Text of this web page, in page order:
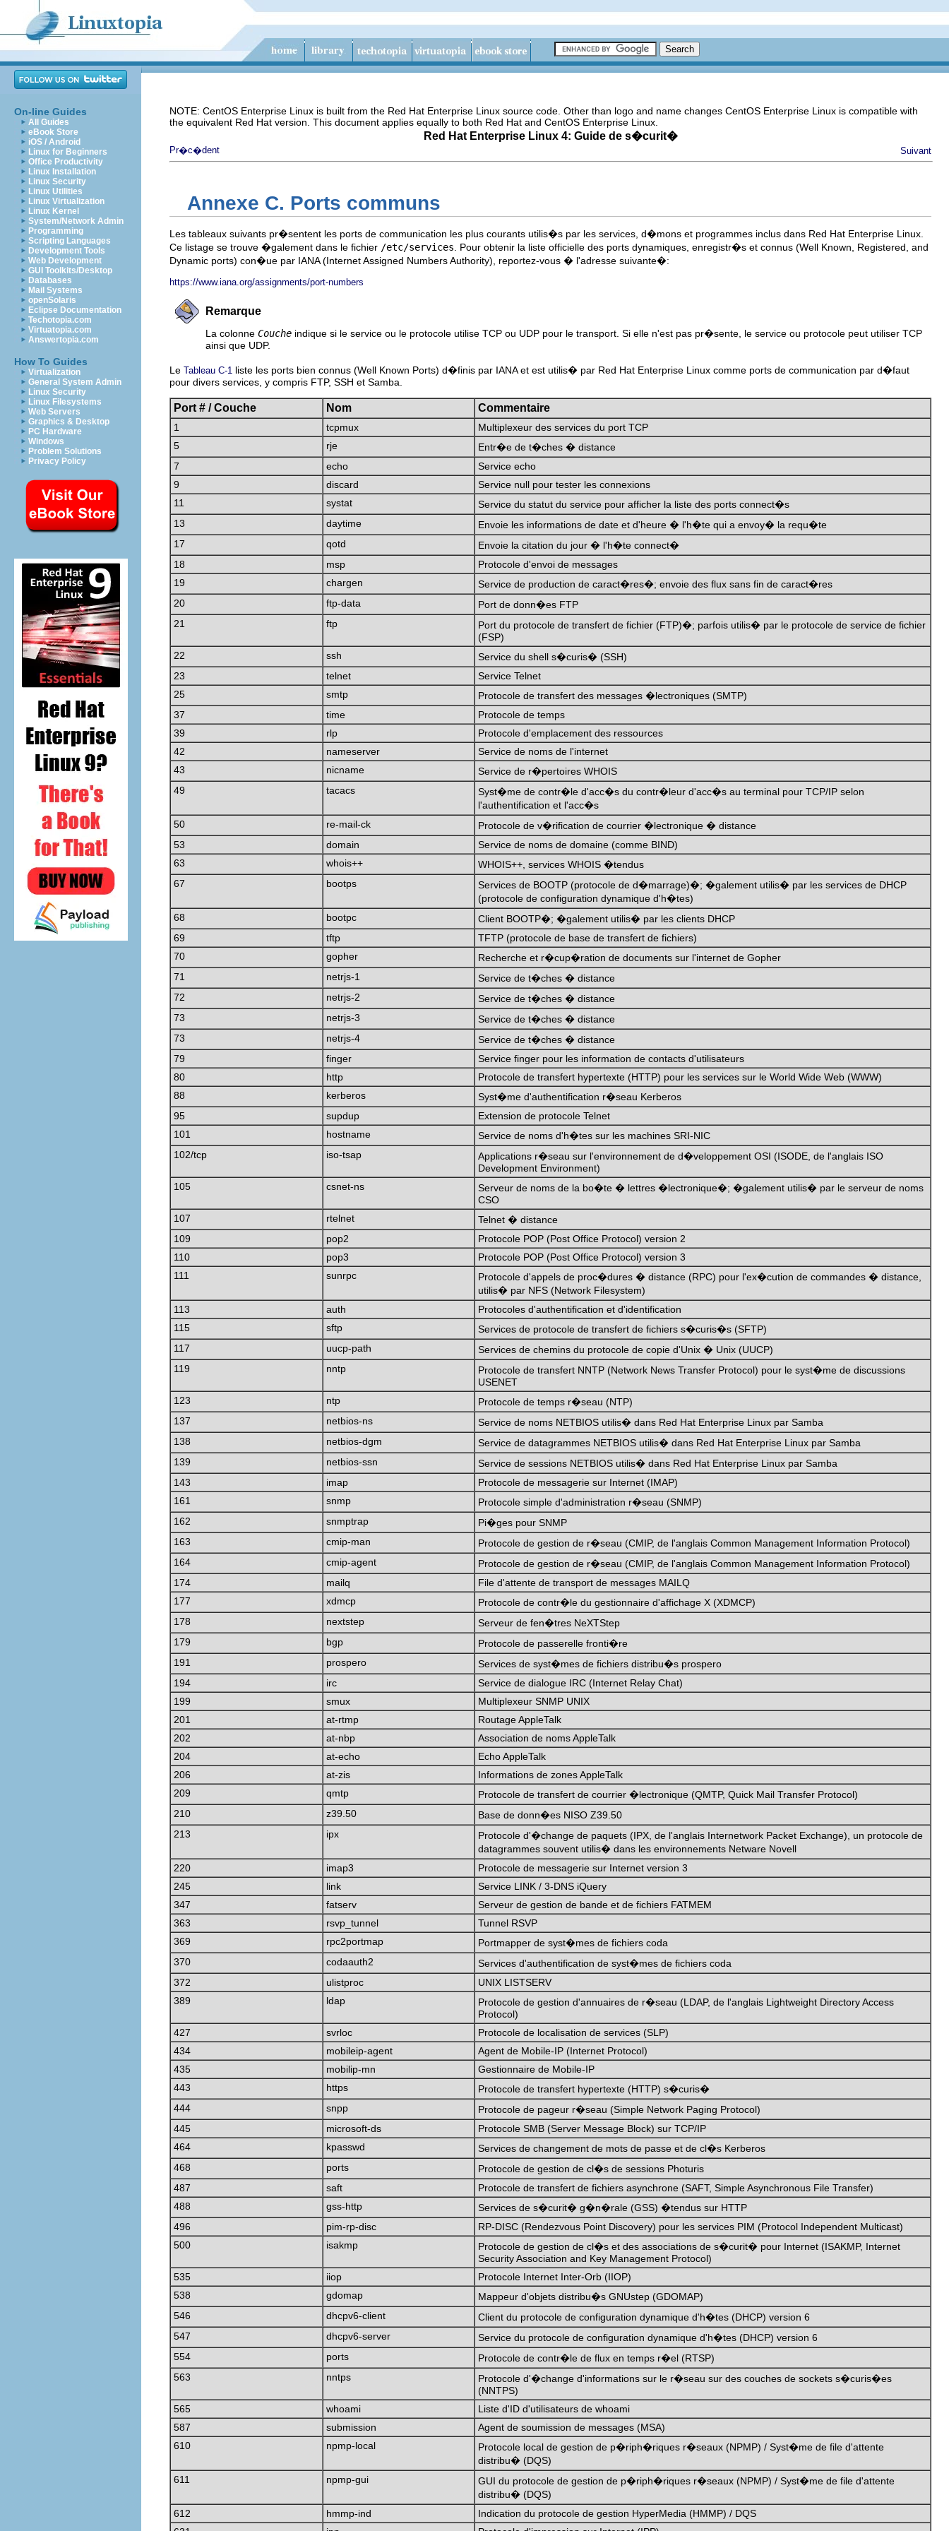
On-line Guides
All Guides
eBook Store
iOS / Android
Linux for Beginners
Office Productivity
Linux Installation
Linux Security
Linux Utilities
Linux Virtualization
Linux Kernel
System/Network Admin
Programming
Scripting Languages
Development Tools
Web Development
GUI Toolkits/Desktop
Databases
Mail Systems
openSolaris
Eclipse Documentation
Techotopia.com
Virtuatopia.com
Answertopia.com
How To Guides
Virtualization
General System Admin
Linux Security
Linux Filesystems
Web Servers
Graphics & Desktop
PC Hardware
Windows
Problem Solutions
Privacy Policy
NOTE: CentOS Enterprise Linux is built from the Red Hat Enterprise Linux source code. Other than logo and name changes CentOS Enterprise Linux is compatible with
the equivalent Red Hat version. This document applies equally to both Red Hat and CentOS Enterprise Linux.
Red Hat Enterprise Linux 4: Guide de s�curit�
Pr�c�dent Suivant
Annexe C. Ports communs
Les tableaux suivants pr�sentent les ports de communication les plus courants utilis�s par les services, d�mons et programmes inclus dans Red Hat Enterprise Linux.
Ce listage se trouve �galement dans le fichier /etc/services . Pour obtenir la liste officielle des ports dynamiques, enregistr�s et connus (Well Known, Registered, and
Dynamic ports) con�ue par IANA (Internet Assigned Numbers Authority), reportez-vous � l'adresse suivante�:
https://www.iana.org/assignments/port-numbers
Remarque
La colonne Couche indique si le service ou le protocole utilise TCP ou UDP pour le transport. Si elle n'est pas pr�sente, le service ou protocole peut utiliser TCP
ainsi que UDP.
Le Tableau C-1 liste les ports bien connus (Well Known Ports) d�finis par IANA et est utilis� par Red Hat Enterprise Linux comme ports de communication par d�faut
pour divers services, y compris FTP, SSH et Samba.
Port # / Couche Nom Commentaire
1 tcpmux
Multiplexeur des services du port TCP
5
rje
Entr�e de t�ches � distance
7
echo
Service echo
9
discard
Service null pour tester les connexions
11
systat
Service du statut du service pour afficher la liste des ports connect�s
13
daytime
Envoie les informations de date et d'heure � l'h�te qui a envoy� la requ�te
17
qotd
Envoie la citation du jour � l'h�te connect�
18
msp
Protocole d'envoi de messages
19
chargen
Service de production de caract�res�; envoie des flux sans fin de caract�res
20
ftp-data
Port de donn�es FTP
21
ftp
Port du protocole de transfert de fichier (FTP)�; parfois utilis� par le protocole de service de fichier
(FSP)
22
ssh
Service du shell s�curis� (SSH)
23
telnet
Service Telnet
25
smtp
Protocole de transfert des messages �lectroniques (SMTP)
37
time
Protocole de temps
39
rlp
Protocole d'emplacement des ressources
42
nameserver
Service de noms de l'internet
43
nicname
Service de r�pertoires WHOIS
49
tacacs
Syst�me de contr�le d'acc�s du contr�leur d'acc�s au terminal pour TCP/IP selon
l'authentification et l'acc�s
50
re-mail-ck
Protocole de v�rification de courrier �lectronique � distance
53
domain
Service de noms de domaine (comme BIND)
63
whois++
WHOIS++, services WHOIS �tendus
67
bootps
Services de BOOTP (protocole de d�marrage)�; �galement utilis� par les services de DHCP
(protocole de configuration dynamique d'h�tes)
68
bootpc
Client BOOTP�; �galement utilis� par les clients DHCP
69
tftp
TFTP (protocole de base de transfert de fichiers)
70
gopher
Recherche et r�cup�ration de documents sur l'internet de Gopher
71
netrjs-1
Service de t�ches � distance
72
netrjs-2
Service de t�ches � distance
73
netrjs-3
Service de t�ches � distance
73
netrjs-4
Service de t�ches � distance
79
finger
Service finger pour les information de contacts d'utilisateurs
80
http
Protocole de transfert hypertexte (HTTP) pour les services sur le World Wide Web (WWW)
88
kerberos
Syst�me d'authentification r�seau Kerberos
95
supdup
Extension de protocole Telnet
101
hostname
Service de noms d'h�tes sur les machines SRI-NIC
102/tcp
iso-tsap
Applications r�seau sur l'environnement de d�veloppement OSI (ISODE, de l'anglais ISO
Development Environment)
105
csnet-ns
Serveur de noms de la bo�te � lettres �lectronique�; �galement utilis� par le serveur de noms
CSO
107
rtelnet
Telnet � distance
109
pop2
Protocole POP (Post Office Protocol) version 2
110
pop3
Protocole POP (Post Office Protocol) version 3
111
sunrpc
Protocole d'appels de proc�dures � distance (RPC) pour l'ex�cution de commandes � distance,
utilis� par NFS (Network Filesystem)
113
auth
Protocoles d'authentification et d'identification
115
sftp
Services de protocole de transfert de fichiers s�curis�s (SFTP)
117
uucp-path
Services de chemins du protocole de copie d'Unix � Unix (UUCP)
119
nntp
Protocole de transfert NNTP (Network News Transfer Protocol) pour le syst�me de discussions
USENET
123
ntp
Protocole de temps r�seau (NTP)
137
netbios-ns
Service de noms NETBIOS utilis� dans Red Hat Enterprise Linux par Samba
138
netbios-dgm
Service de datagrammes NETBIOS utilis� dans Red Hat Enterprise Linux par Samba
139
netbios-ssn
Service de sessions NETBIOS utilis� dans Red Hat Enterprise Linux par Samba
143
imap
Protocole de messagerie sur Internet (IMAP)
161
snmp
Protocole simple d'administration r�seau (SNMP)
162
snmptrap
Pi�ges pour SNMP
163
cmip-man
Protocole de gestion de r�seau (CMIP, de l'anglais Common Management Information Protocol)
164
cmip-agent
Protocole de gestion de r�seau (CMIP, de l'anglais Common Management Information Protocol)
174
mailq
File d'attente de transport de messages MAILQ
177
xdmcp
Protocole de contr�le du gestionnaire d'affichage X (XDMCP)
178
nextstep
Serveur de fen�tres NeXTStep
179
bgp
Protocole de passerelle fronti�re
191
prospero
Services de syst�mes de fichiers distribu�s prospero
194
irc
Service de dialogue IRC (Internet Relay Chat)
199
smux
Multiplexeur SNMP UNIX
201
at-rtmp
Routage AppleTalk
202
at-nbp
Association de noms AppleTalk
204
at-echo
Echo AppleTalk
206
at-zis
Informations de zones AppleTalk
209
qmtp
Protocole de transfert de courrier �lectronique (QMTP, Quick Mail Transfer Protocol)
210
z39.50
Base de donn�es NISO Z39.50
213
ipx
Protocole d'�change de paquets (IPX, de l'anglais Internetwork Packet Exchange), un protocole de
datagrammes souvent utilis� dans les environnements Netware Novell
220
imap3
Protocole de messagerie sur Internet version 3
245
link
Service LINK / 3-DNS iQuery
347
fatserv
Serveur de gestion de bande et de fichiers FATMEM
363
rsvp_tunnel
Tunnel RSVP
369
rpc2portmap
Portmapper de syst�mes de fichiers coda
370
codaauth2
Services d'authentification de syst�mes de fichiers coda
372
ulistproc
UNIX LISTSERV
389
ldap
Protocole de gestion d'annuaires de r�seau (LDAP, de l'anglais Lightweight Directory Access
Protocol)
427
svrloc
Protocole de localisation de services (SLP)
434
mobileip-agent
Agent de Mobile-IP (Internet Protocol)
435
mobilip-mn
Gestionnaire de Mobile-IP
443
https
Protocole de transfert hypertexte (HTTP) s�curis�
444
snpp
Protocole de pageur r�seau (Simple Network Paging Protocol)
445
microsoft-ds
Protocole SMB (Server Message Block) sur TCP/IP
464
kpasswd
Services de changement de mots de passe et de cl�s Kerberos
468
ports
Protocole de gestion de cl�s de sessions Photuris
487
saft
Protocole de transfert de fichiers asynchrone (SAFT, Simple Asynchronous File Transfer)
488
gss-http
Services de s�curit� g�n�rale (GSS) �tendus sur HTTP
496
pim-rp-disc
RP-DISC (Rendezvous Point Discovery) pour les services PIM (Protocol Independent Multicast)
500
isakmp
Protocole de gestion de cl�s et des associations de s�curit� pour Internet (ISAKMP, Internet
Security Association and Key Management Protocol)
535
iiop
Protocole Internet Inter-Orb (IIOP)
538
gdomap
Mappeur d'objets distribu�s GNUstep (GDOMAP)
546
dhcpv6-client
Client du protocole de configuration dynamique d'h�tes (DHCP) version 6
547
dhcpv6-server
Service du protocole de configuration dynamique d'h�tes (DHCP) version 6
554
ports
Protocole de contr�le de flux en temps r�el (RTSP)
563
nntps
Protocole d'�change d'informations sur le r�seau sur des couches de sockets s�curis�es
(NNTPS)
565
whoami
Liste d'ID d'utilisateurs de whoami
587
submission
Agent de soumission de messages (MSA)
610
npmp-local
Protocole local de gestion de p�riph�riques r�seaux (NPMP) / Syst�me de file d'attente
distribu� (DQS)
611
npmp-gui
GUI du protocole de gestion de p�riph�riques r�seaux (NPMP) / Syst�me de file d'attente
distribu� (DQS)
612
hmmp-ind
Indication du protocole de gestion HyperMedia (HMMP) / DQS